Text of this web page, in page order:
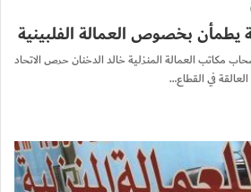
يطمأن بخصوص العمالة الفلبينية
مكاتب العمالة المنزلية خالد الدخنان حرص الاتحاد
في القطاع…